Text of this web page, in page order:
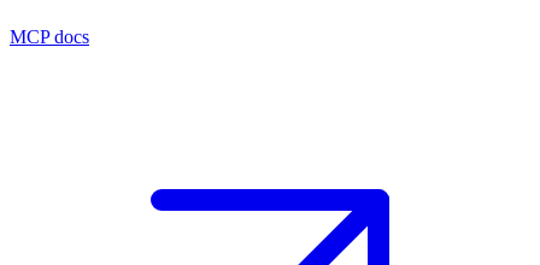
MCP docs